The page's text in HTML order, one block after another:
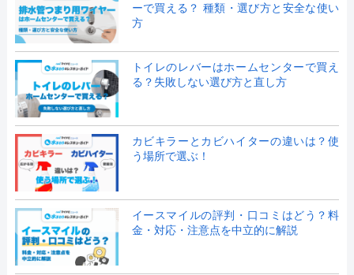
ーで買える？ 種類・選び方と安全な使い
方
トイレのレバーはホームセンターで買え
る？失敗しない選び方と直し方
カビキラーとカビハイターの違いは？使
う場所で選ぶ！
イースマイルの評判・口コミはどう？料
金・対応・注意点を中立的に解説